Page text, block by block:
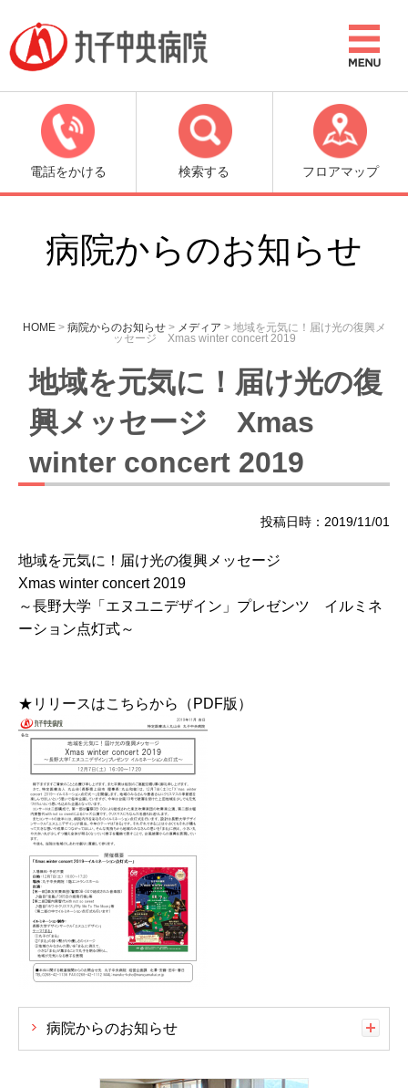
電話をかける 検索する フロアマップ
病院からのお知らせ
HOME> 病院からのお知らせ> メディア > 地域を元気に！届け光の復興メ
ッセージ Xmas winter concert 2019
地域を元気に！届け光の復
興メッセージ Xmas
winter concert 2019
投稿日時：2019/11/01
地域を元気に！届け光の復興メッセージ
Xmas winter concert 2019
～長野大学「エヌユニデザイン」プレゼンツ イルミネ
ーション点灯式～
★リリースはこちらから（PDF版）
病院からのお知らせ